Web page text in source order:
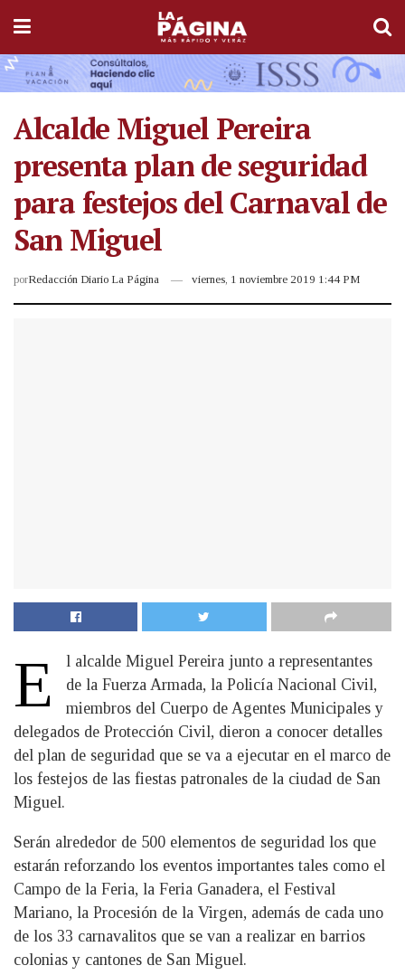
Alcalde Miguel Pereira
presenta plan de seguridad
para festejos del Carnaval de
San Miguel
porRedacción Diario La Página viernes, 1 noviembre 2019 1:44 PM
E
l alcalde Miguel Pereira junto a representantes
de la Fuerza Armada, la Policía Nacional Civil,
miembros del Cuerpo de Agentes Municipales y
delegados de Protección Civil, dieron a conocer detalles
del plan de seguridad que se va a ejecutar en el marco de
los festejos de las fiestas patronales de la ciudad de San
Miguel.
Serán alrededor de 500 elementos de seguridad los que
estarán reforzando los eventos importantes tales como el
Campo de la Feria, la Feria Ganadera, el Festival
Mariano, la Procesión de la Virgen, además de cada uno
de los 33 carnavalitos que se van a realizar en barrios
colonias y cantones de San Miguel.